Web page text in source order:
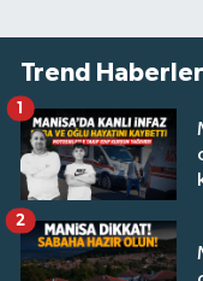
Trend Haberler
1
2